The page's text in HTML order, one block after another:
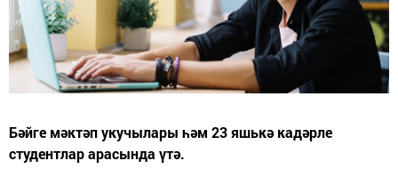
Бәйге мәктәп укучылары һәм 23 яшькә кадәрле
студентлар арасында үтә.